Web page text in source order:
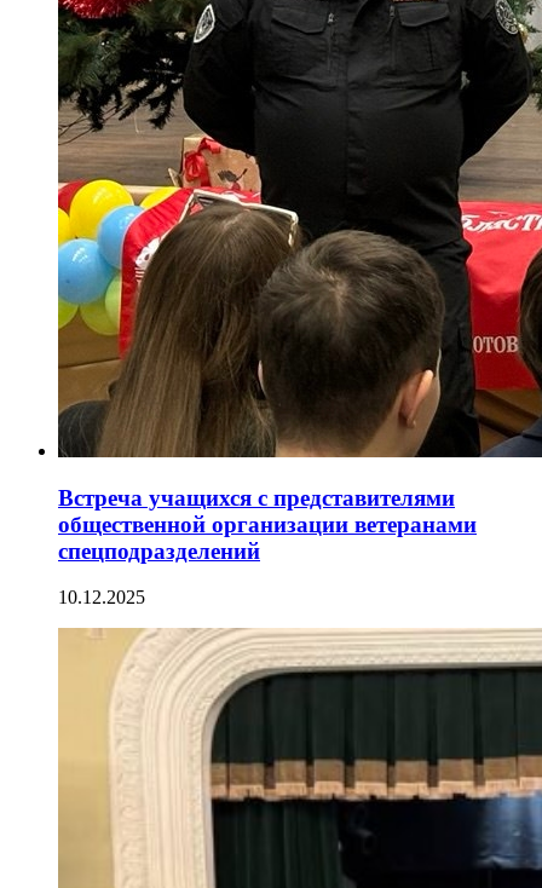
Встреча учащихся с представителями
общественной организации ветеранами
спецподразделений
10.12.2025